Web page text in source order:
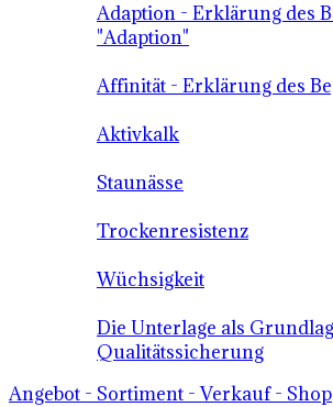
Adaption - Erklärung des
"Adaption"
Affinität - Erklärung des
Aktivkalk
Staunässe
Trockenresistenz
Wüchsigkeit
Die Unterlage als
Qualitätssicherung
Angebot - Sortiment - Verkauf - Shop